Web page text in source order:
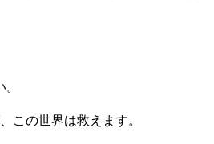
この世界は救えます。